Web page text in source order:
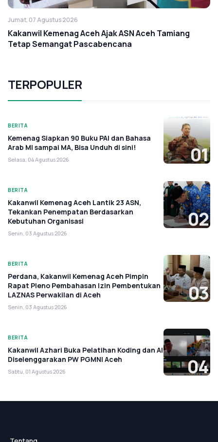
Jumat, 07 Agustus 2026
Kakanwil Kemenag Aceh Ajak ASN Aceh Tamiang
Tetap Semangat Pascabencana
TERPOPULER
BERITA
Kemenag Siapkan 90 Buku PAI dan Bahasa
Arab MI sampai MA, Bisa Unduh di sini!
Selasa, 04 Agustus 2026 01
BERITA
Kakanwil Kemenag Aceh Lantik 23 ASN,
Tekankan Penempatan Berdasarkan
Kebutuhan Organisasi
Senin, 03 Agustus 2026
02
BERITA
Perdana, Kakanwil Kemenag Aceh Pimpin
Rapat Pleno Pembahasan Izin Pembentukan
LAZNAS Perwakilan di Aceh
Senin, 03 Agustus 2026
03
BERITA
Kakanwil Azhari Buka Pelatihan Koding dan AI
Diselenggarakan PW PGMNI Aceh
Sabtu, 01 Agustus 2026 04